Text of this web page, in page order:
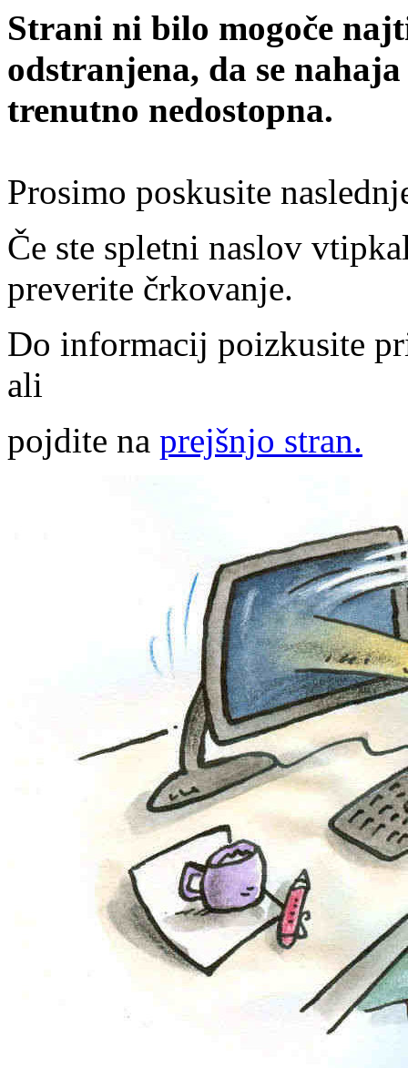
Strani ni bilo mogoče
odstranjena, da se
trenutno nedostopna.
Prosimo poskusite
Če ste spletni naslov
preverite črkovanje.
Do informacij poizkusite
ali
pojdite na prejšnjo stran.